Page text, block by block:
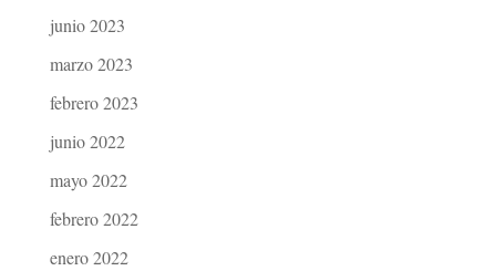
junio 2023
marzo 2023
febrero 2023
junio 2022
mayo 2022
febrero 2022
enero 2022